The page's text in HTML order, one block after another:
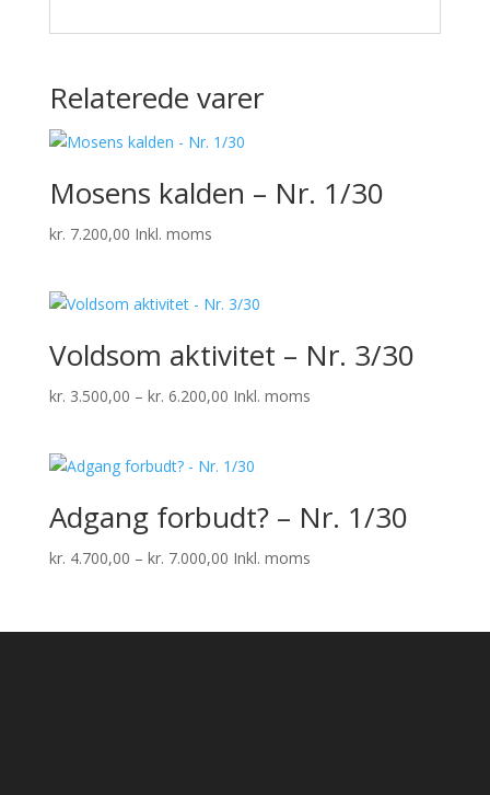
Relaterede varer
Mosens kalden – Nr. 1/30
kr. 7.200,00 Inkl. moms
Voldsom aktivitet – Nr. 3/30
kr. 3.500,00 – kr. 6.200,00Prisinterval:
kr. 6.200,00
Inkl. moms
Adgang forbudt? – Nr. 1/30
kr. 4.700,00 – kr. 7.000,00Prisinterval:
kr. 7.000,00
Inkl. moms